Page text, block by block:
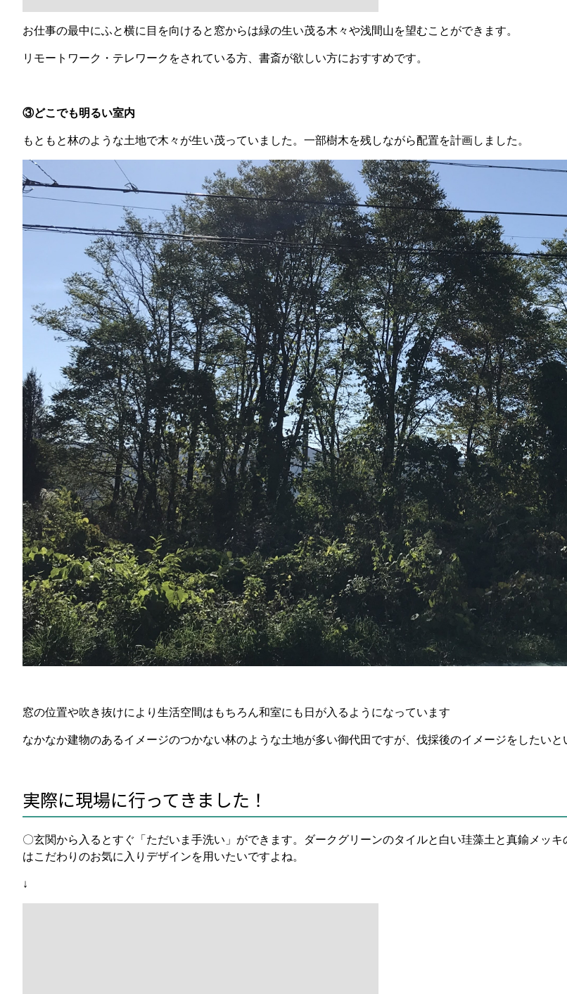
窓の位置や吹き抜けにより生活空間はもちろん和室にも日が入るようになっています
なかなか建物のあるイメージのつかない林のような土地が多い御代田ですが、伐採後のイメージをしたい
実際に現場に行ってきました！
〇玄関から入るとすぐ「ただいま手洗い」ができます。ダークグリーンのタイルと白い珪藻土と真鍮メッ
はこだわりのお気に入りデザインを用いたいですよね。
↓
〇ゆったり外を眺められる土間サロン。3m50cmと1m80cmの大きなL字型窓から、光と自然を家の中に取
体感しにお越しください。